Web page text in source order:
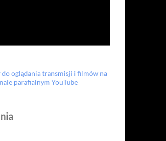
do oglądania transmisji i filmów na
parafialnym YouTube